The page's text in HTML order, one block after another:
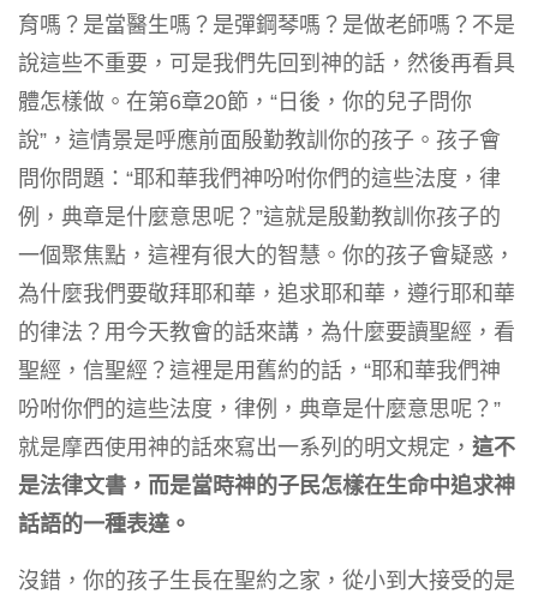
育嗎？是當醫生嗎？是彈鋼琴嗎？是做老師嗎？不是
說這些不重要，可是我們先回到神的話，然後再看具
體怎樣做。在第6章20節，“日後，你的兒子問你
說”，這情景是呼應前面殷勤教訓你的孩子。孩子會
問你問題：“耶和華我們神吩咐你們的這些法度，律
例，典章是什麼意思呢？”這就是殷勤教訓你孩子的
一個聚焦點，這裡有很大的智慧。你的孩子會疑惑，
為什麼我們要敬拜耶和華，追求耶和華，遵行耶和華
的律法？用今天教會的話來講，為什麼要讀聖經，看
聖經，信聖經？這裡是用舊約的話，“耶和華我們神
吩咐你們的這些法度，律例，典章是什麼意思呢？”
就是摩西使用神的話來寫出一系列的明文規定， 這不
是法律文書，而是當時神的子民怎樣在生命中追求神
話語的一種表達。
沒錯，你的孩子生長在聖約之家，從小到大接受的是